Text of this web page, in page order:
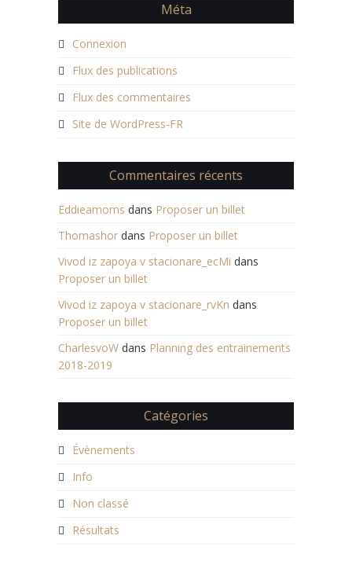
Méta
Connexion
Flux des publications
Flux des commentaires
Site de WordPress-FR
Commentaires récents
Eddieamoms dans Proposer un billet
Thomashor dans Proposer un billet
Vivod iz zapoya v stacionare_ecMi dans
Proposer un billet
Vivod iz zapoya v stacionare_rvKn dans
Proposer un billet
CharlesvoW dans Planning des entrainements
2018-2019
Catégories
Évènements
Info
Non classé
Résultats